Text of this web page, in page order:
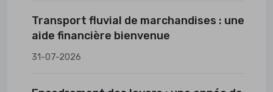
Transport fluvial de marchandises : une
aide financière bienvenue
31-07-2026